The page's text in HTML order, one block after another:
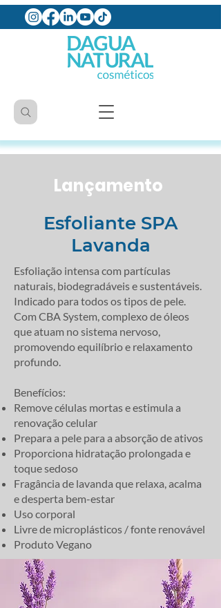
Lançamento
Esfoliante SPA
Lavanda
Esfoliação intensa com partículas
naturais, biodegradáveis e sustentáveis.
Indicado para todos os tipos de pele.
Com CBA System, complexo de óleos
que atuam no sistema nervoso,
promovendo equilíbrio e relaxamento
profundo.
Benefícios:
Remove células mortas e estimula a
renovação celular
Prepara a pele para a absorção de ativos
Proporciona hidratação prolongada e
toque sedoso
Fragância de lavanda que relaxa, acalma
e desperta bem-estar
Uso corporal
Livre de microplásticos / fonte renovável
Produto Vegano